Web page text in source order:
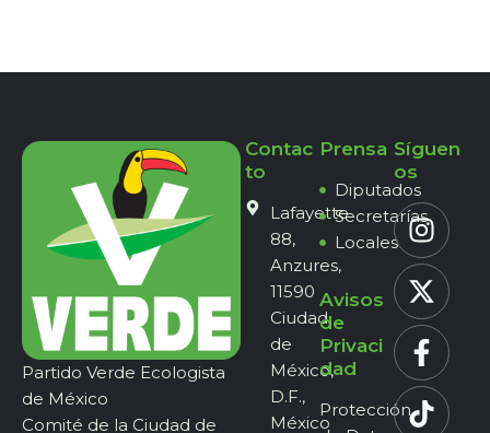
Partido Verde Ecologista
de México
Comité de la Ciudad de
Contac
to
Lafayette
88,
Anzures,
11590
Ciudad
de
México,
D.F.,
México
Prensa
Diputados
Secretarías
Locales
Avisos
de
Privaci
dad
Protección
Síguen
os